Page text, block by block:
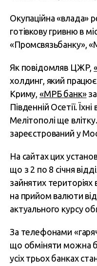
Окупаційна «влада»
готівкову гривню в
«Промсвязьбанку»,
Як повідомляв ЦЖР,
холдинг, який працює
Криму, «МРБ банк»
Південній Осетії.
Мелітополі ще влітку.
зареєстрований у
На сайтах цих
що з 2 по 8 січня
зайнятих
на прийом валюти
актуального курсу
За телефонами
що обміняти можна
усіх трьох банках